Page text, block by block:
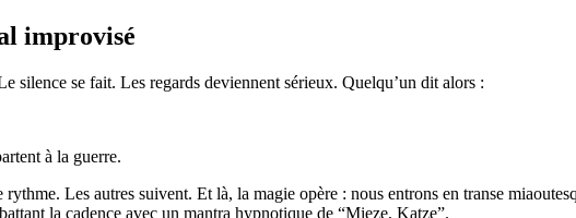
improvisé
silence se fait. Les regards deviennent sérieux. Quelqu’un dit alors :
à la guerre.
Les autres suivent. Et là, la magie opère : nous entrons en transe
la cadence avec un mantra hypnotique de “Mieze, Katze”.